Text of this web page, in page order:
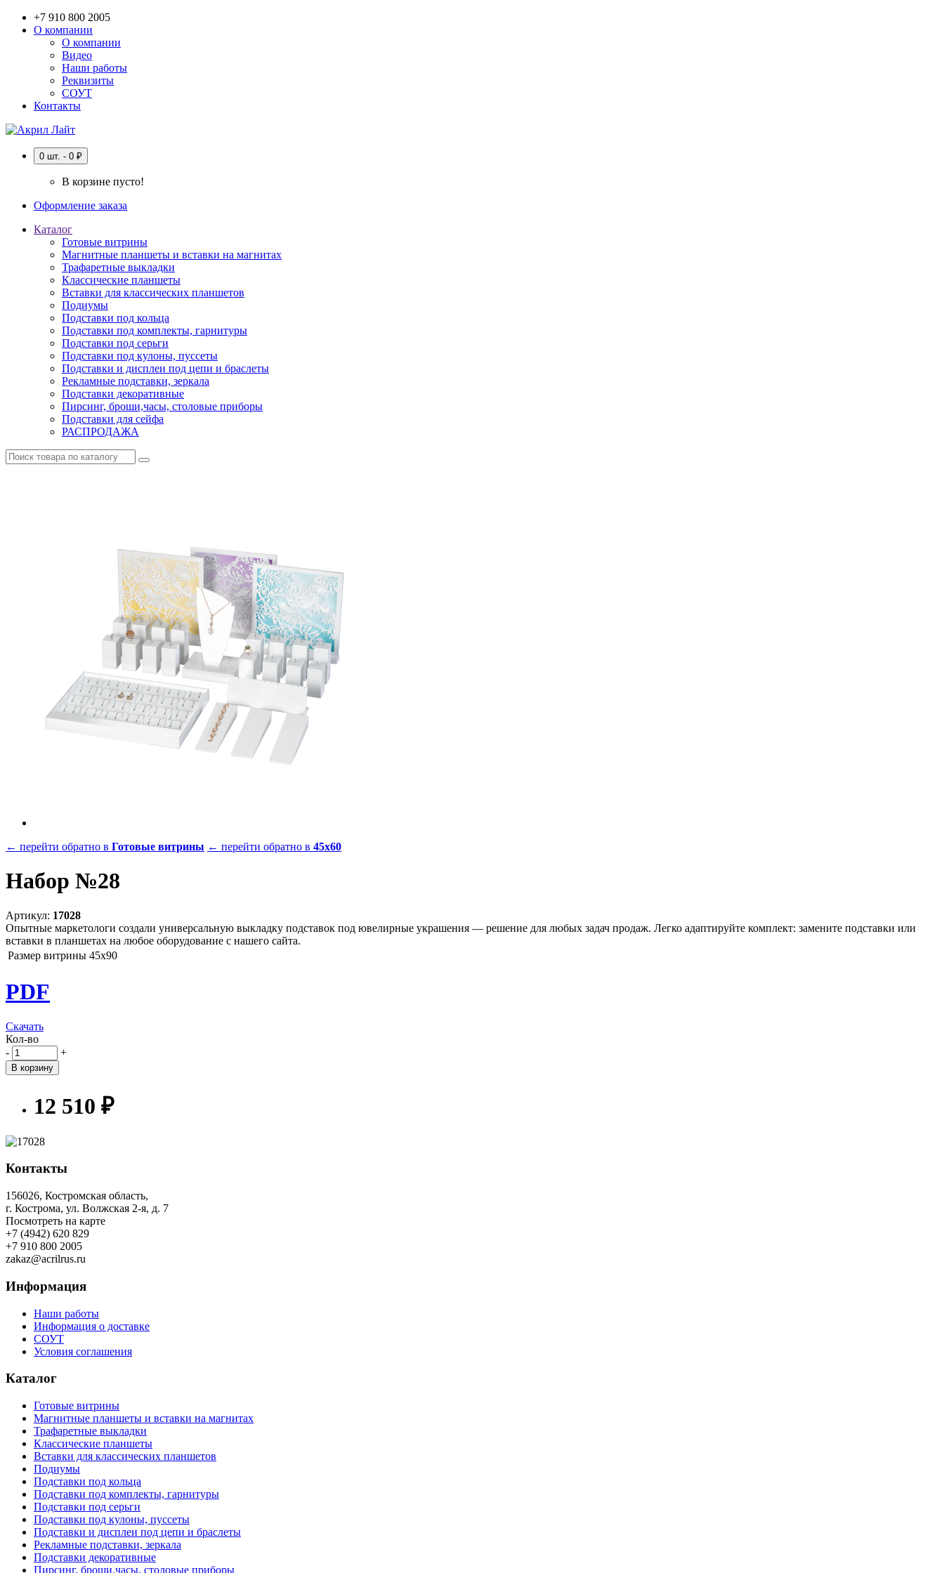
+7 910 800 2005
О компании
О компании
Видео
Наши работы
Реквизиты
СОУТ
Контакты
0 шт. - 0 ₽
В корзине пусто!
Оформление заказа
Каталог
Готовые витрины
Магнитные планшеты и вставки на магнитах
Трафаретные выкладки
Классические планшеты
Вставки для классических планшетов
Подиумы
Подставки под кольца
Подставки под комплекты, гарнитуры
Подставки под серьги
Подставки под кулоны, пуссеты
Подставки и дисплеи под цепи и браслеты
Рекламные подставки, зеркала
Подставки декоративные
Пирсинг, броши,часы, столовые приборы
Подставки для сейфа
РАСПРОДАЖА
← перейти обратно в Готовые витрины ← перейти обратно в 45х60
Набор №28
Артикул: 17028
Опытные маркетологи создали универсальную выкладку подставок под ювелирные украшения — решение для любых задач продаж. Легко адаптируйте комплект: замените подставки или
вставки в планшетах на любое оборудование с нашего сайта.
Размер витрины 45х90
PDF
Скачать
Кол-во
-
+
В корзину
12 510 ₽
Контакты
156026, Костромская область,
г. Кострома, ул. Волжская 2-я, д. 7
Посмотреть на карте
+7 (4942) 620 829
+7 910 800 2005
zakaz@acrilrus.ru
Информация
Наши работы
Информация о доставке
СОУТ
Условия соглашения
Каталог
Готовые витрины
Магнитные планшеты и вставки на магнитах
Трафаретные выкладки
Классические планшеты
Вставки для классических планшетов
Подиумы
Подставки под кольца
Подставки под комплекты, гарнитуры
Подставки под серьги
Подставки под кулоны, пуссеты
Подставки и дисплеи под цепи и браслеты
Рекламные подставки, зеркала
Подставки декоративные
Пирсинг, броши,часы, столовые приборы